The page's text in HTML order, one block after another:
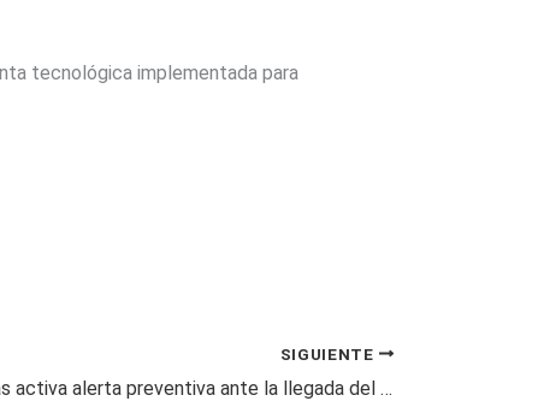
tecnológica implementada para
SIGUIENTE
Dosquebradas activa alerta preventiva ante la llegada del Fenómeno del Niño